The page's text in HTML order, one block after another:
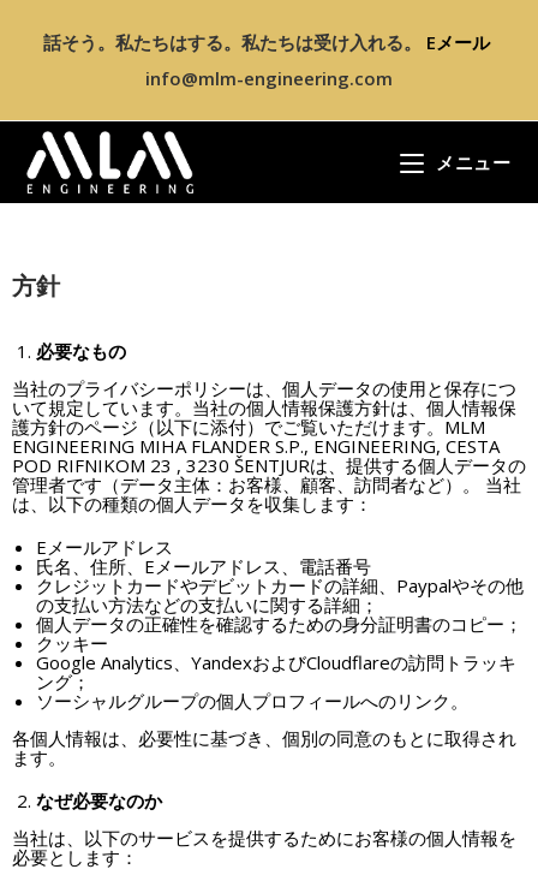
話そう。私たちはする。私たちは受け入れる。
Eメール
info@mlm-engineering.com
メニュー
方針
必要なもの
当社のプライバシーポリシーは、個人データの使用と保存につ
いて規定しています。当社の個人情報保護方針は、個人情報保
護方針のページ（以下に添付）でご覧いただけます。MLM
ENGINEERING MIHA FLANDER S.P., ENGINEERING, CESTA
POD RIFNIKOM 23 , 3230 ŠENTJURは、提供する個人データの
管理者です（データ主体：お客様、顧客、訪問者など）。 当社
は、以下の種類の個人データを収集します：
Eメールアドレス
氏名、住所、Eメールアドレス、電話番号
クレジットカードやデビットカードの詳細、Paypalやその他
の支払い方法などの支払いに関する詳細；
個人データの正確性を確認するための身分証明書のコピー；
クッキー
Google Analytics、YandexおよびCloudflareの訪問トラッキ
ング；
ソーシャルグループの個人プロフィールへのリンク。
各個人情報は、必要性に基づき、個別の同意のもとに取得され
ます。
なぜ必要なのか
当社は、以下のサービスを提供するためにお客様の個人情報を
必要とします：